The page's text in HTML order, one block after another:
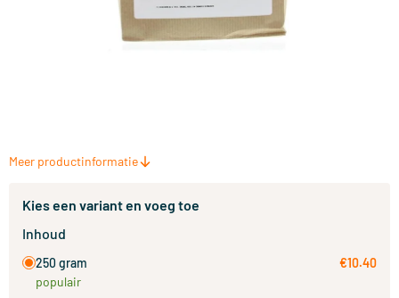
Meer productinformatie
Kies een variant en voeg toe
Inhoud
250 gram
populair
€10.40